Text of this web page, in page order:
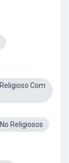
Com
Religiosos